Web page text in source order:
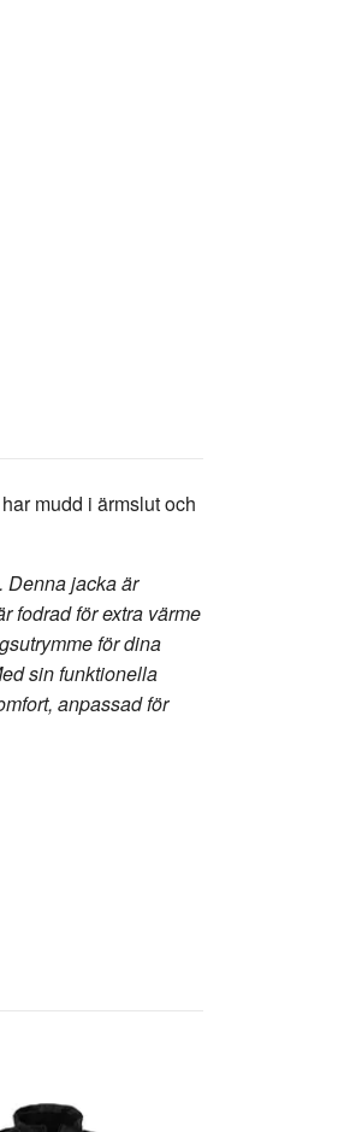
mudd i ärmslut och
Denna jacka är
fodrad för extra värme
för dina
sin funktionella
anpassad för